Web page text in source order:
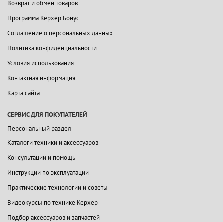
Возврат и обмен товаров
Программа Керхер Бонус
Соглашение о персональных данных
Политика конфиденциальности
Условия использования
Контактная информация
Карта сайта
СЕРВИС ДЛЯ ПОКУПАТЕЛЕЙ
Персональный раздел
Каталоги техники и аксессуаров
Консультации и помощь
Инструкции по эксплуатации
Практические технологии и советы
Видеокурсы по технике Керхер
Подбор аксессуаров и запчастей